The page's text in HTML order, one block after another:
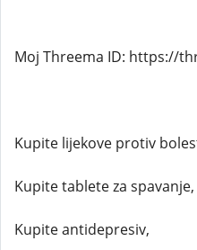
Moj Threema ID: https://
Kupite lijekove protiv
Kupite tablete za spavanje,
Kupite antidepresiv,